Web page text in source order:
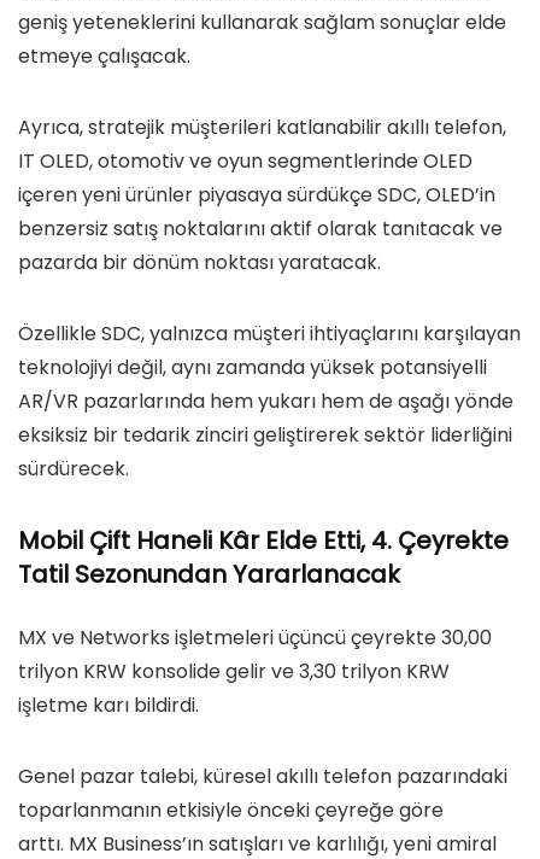
geniş yeteneklerini kullanarak sağlam sonuçlar elde
etmeye çalışacak.
Ayrıca, stratejik müşterileri katlanabilir akıllı telefon,
IT OLED, otomotiv ve oyun segmentlerinde OLED
içeren yeni ürünler piyasaya sürdükçe SDC, OLED’in
benzersiz satış noktalarını aktif olarak tanıtacak ve
pazarda bir dönüm noktası yaratacak.
Özellikle SDC, yalnızca müşteri ihtiyaçlarını karşılayan
teknolojiyi değil, aynı zamanda yüksek potansiyelli
AR/VR pazarlarında hem yukarı hem de aşağı yönde
eksiksiz bir tedarik zinciri geliştirerek sektör liderliğini
sürdürecek.
Mobil Çift Haneli Kâr Elde Etti, 4. Çeyrekte
Tatil Sezonundan Yararlanacak
MX ve Networks işletmeleri üçüncü çeyrekte 30,00
trilyon KRW konsolide gelir ve 3,30 trilyon KRW
işletme karı bildirdi.
Genel pazar talebi, küresel akıllı telefon pazarındaki
toparlanmanın etkisiyle önceki çeyreğe göre
arttı. MX Business’ın satışları ve karlılığı, yeni amiral